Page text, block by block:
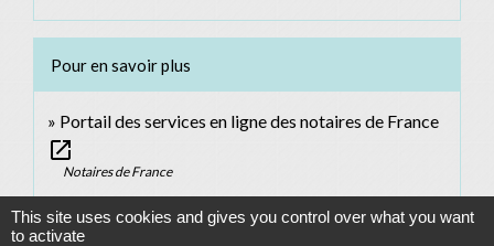
Pour en savoir plus
Portail des services en ligne des notaires de France
open_in_new
Notaires de France
This site uses cookies and gives you control over what you want
to activate